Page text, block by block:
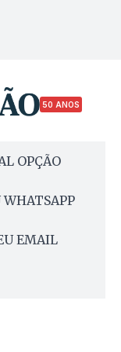
50 ANOS
OPÇÃO
WHATSAPP
EMAIL